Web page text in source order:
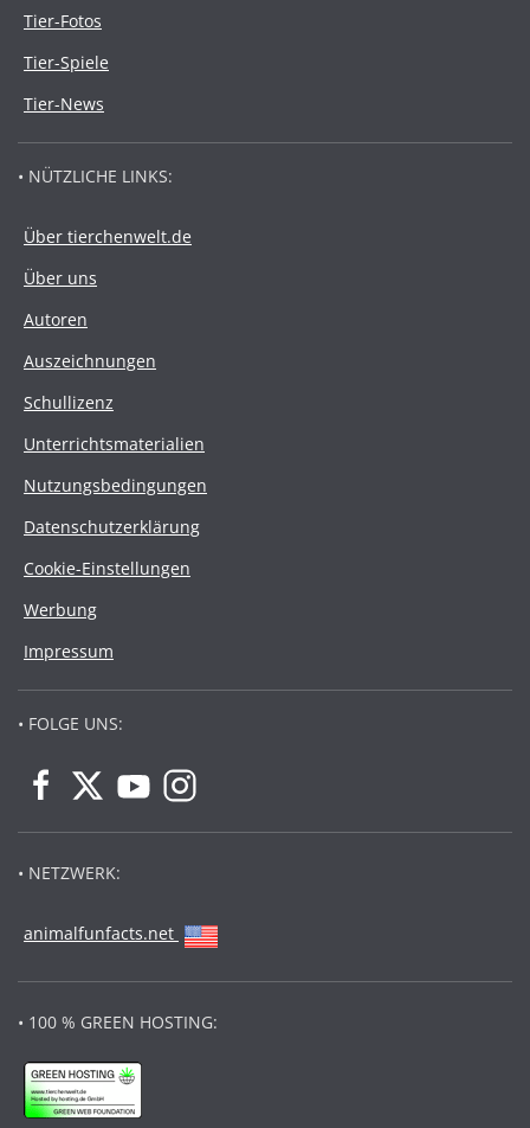
Tier-Fotos
Tier-Spiele
Tier-News
• NÜTZLICHE LINKS:
Über tierchenwelt.de
Über uns
Autoren
Auszeichnungen
Schullizenz
Unterrichtsmaterialien
Nutzungsbedingungen
Datenschutzerklärung
Cookie-Einstellungen
Werbung
Impressum
• FOLGE UNS:
• NETZWERK:
animalfunfacts.net
• 100 % GREEN HOSTING: